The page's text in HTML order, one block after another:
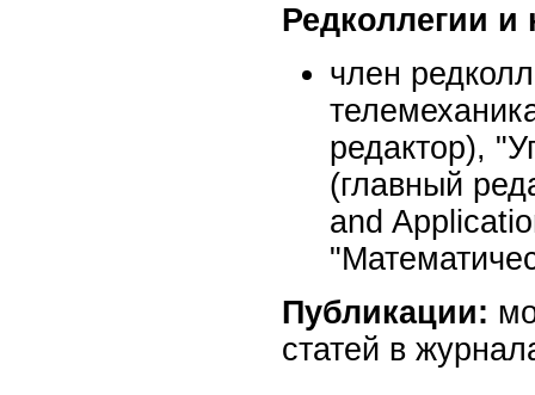
Редколлегии
член
редактор),
(главный
and
Публикации:
статей в